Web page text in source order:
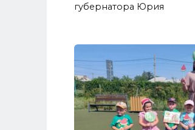
губернатора Юрия